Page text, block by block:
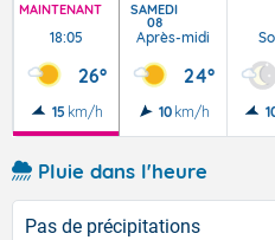
MAINTENANT
18:05
26°
15 km/h
SAMEDI
08
Après-midi
24°
10 km/h
Pluie dans l'heure
Pas de précipitations